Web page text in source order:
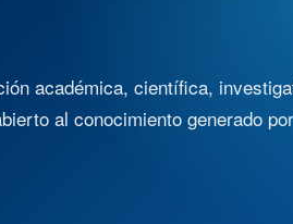
académica, científica,
al conocimiento generado